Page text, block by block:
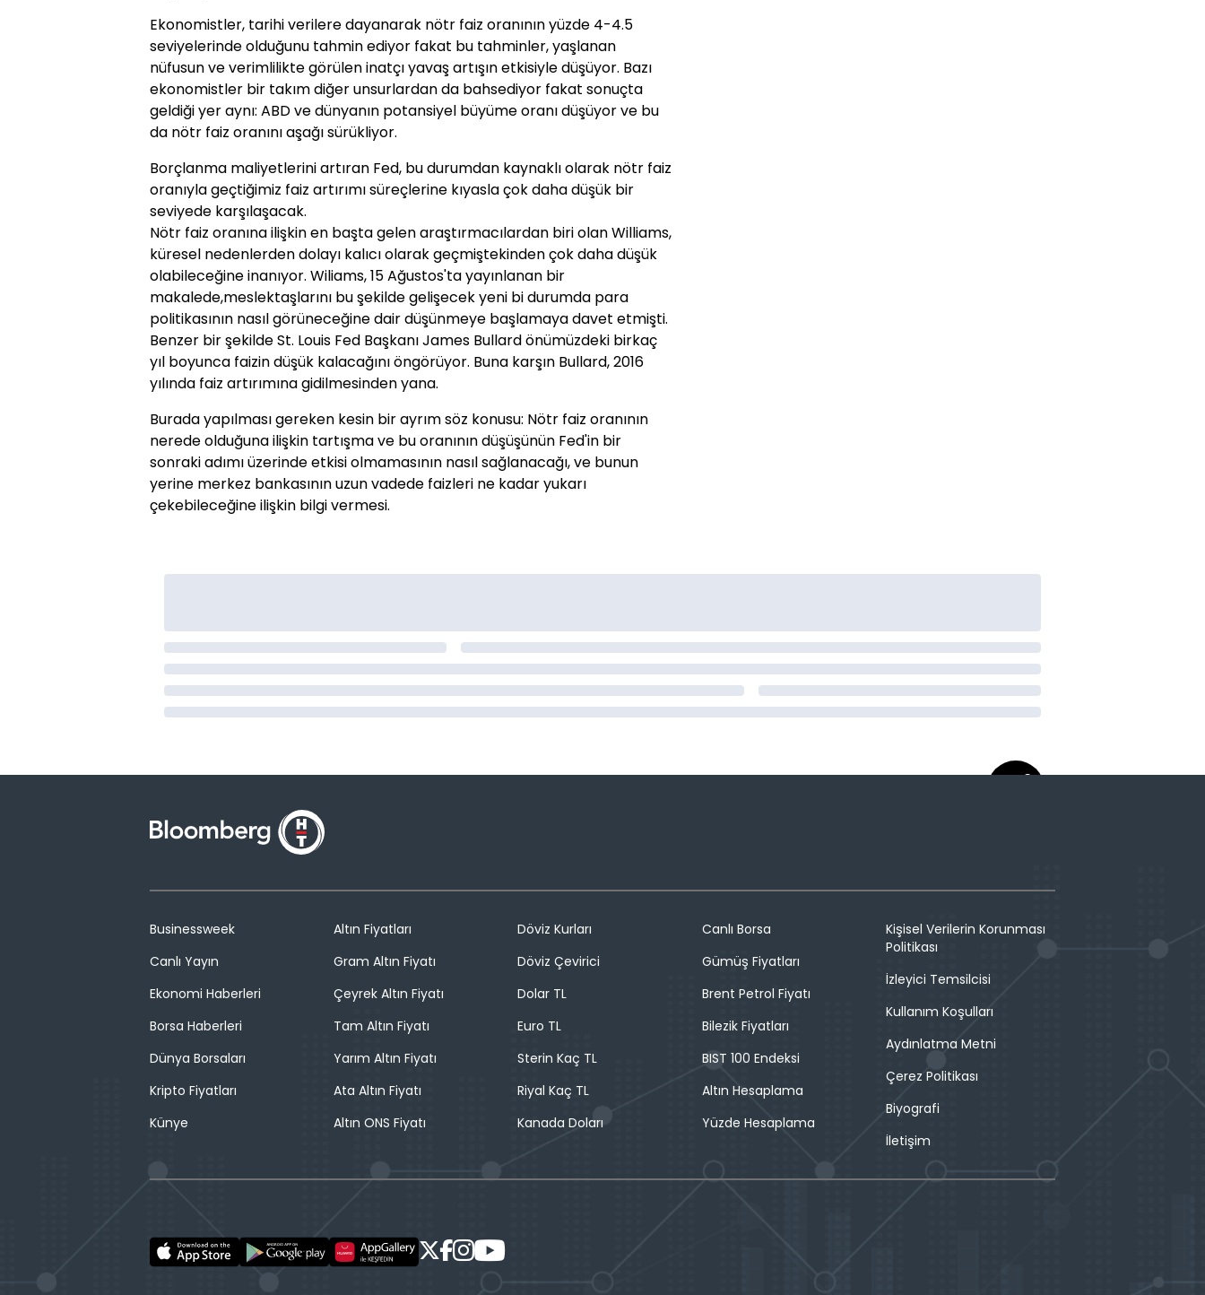
Ekonomistler, tarihi verilere dayanarak nötr faiz oranının yüzde 4-4.5
seviyelerinde olduğunu tahmin ediyor fakat bu tahminler, yaşlanan
nüfusun ve verimlilikte görülen inatçı yavaş artışın etkisiyle düşüyor. Bazı
ekonomistler bir takım diğer unsurlardan da bahsediyor fakat sonuçta
geldiği yer aynı: ABD ve dünyanın potansiyel büyüme oranı düşüyor ve bu
da nötr faiz oranını aşağı sürükliyor.
Borçlanma maliyetlerini artıran Fed, bu durumdan kaynaklı olarak nötr faiz
oranıyla geçtiğimiz faiz artırımı süreçlerine kıyasla çok daha düşük bir
seviyede karşılaşacak.
Nötr faiz oranına ilişkin en başta gelen araştırmacılardan biri olan Williams,
küresel nedenlerden dolayı kalıcı olarak geçmiştekinden çok daha düşük
olabileceğine inanıyor. Wiliams, 15 Ağustos'ta yayınlanan bir
makalede,meslektaşlarını bu şekilde gelişecek yeni bi durumda para
politikasının nasıl görüneceğine dair düşünmeye başlamaya davet etmişti.
Benzer bir şekilde St. Louis Fed Başkanı James Bullard önümüzdeki birkaç
yıl boyunca faizin düşük kalacağını öngörüyor. Buna karşın Bullard, 2016
yılında faiz artırımına gidilmesinden yana.
Burada yapılması gereken kesin bir ayrım söz konusu: Nötr faiz oranının
nerede olduğuna ilişkin tartışma ve bu oranının düşüşünün Fed'in bir
sonraki adımı üzerinde etkisi olmamasının nasıl sağlanacağı, ve bunun
yerine merkez bankasının uzun vadede faizleri ne kadar yukarı
çekebileceğine ilişkin bilgi vermesi.
Businessweek
Canlı Yayın
Ekonomi Haberleri
Borsa Haberleri
Dünya Borsaları
Kripto Fiyatları
Künye
Altın Fiyatları
Gram Altın Fiyatı
Çeyrek Altın Fiyatı
Tam Altın Fiyatı
Yarım Altın Fiyatı
Ata Altın Fiyatı
Altın ONS Fiyatı
Döviz Kurları
Döviz Çevirici
Dolar TL
Euro TL
Sterin Kaç TL
Riyal Kaç TL
Kanada Doları
Canlı Borsa
Gümüş Fiyatları
Brent Petrol Fiyatı
Bilezik Fiyatları
BIST 100 Endeksi
Altın Hesaplama
Yüzde Hesaplama
Kişisel Verilerin Korunması
Politikası
İzleyici Temsilcisi
Kullanım Koşulları
Aydınlatma Metni
Çerez Politikası
Biyografi
İletişim